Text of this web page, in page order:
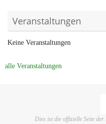
Veranstaltungen
Keine Veranstaltungen
alle Veranstaltungen
Dies ist die offizielle Seite